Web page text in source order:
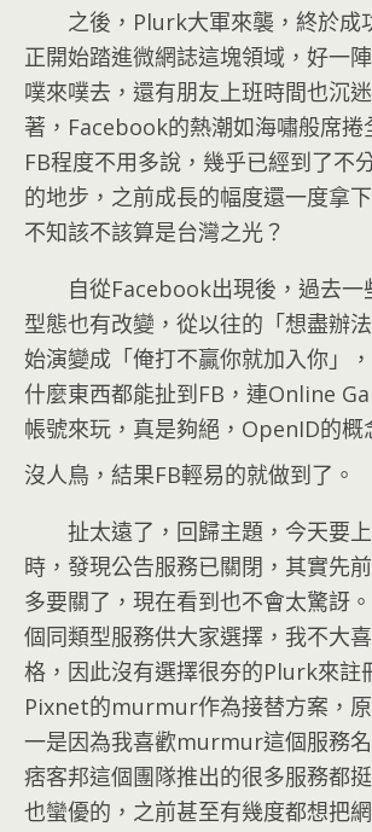
之後，Plurk大軍來襲，終於成
正開始踏進微網誌這塊領域，好一
噗來噗去，還有朋友上班時間也沉
著，Facebook的熱潮如海嘯般席捲
FB程度不用多說，幾乎已經到了不
的地步，之前成長的幅度還一度拿
不知該不該算是台灣之光？
自從Facebook出現後，過去一
型態也有改變，從以往的「想盡辦
始演變成「俺打不贏你就加入你」
什麼東西都能扯到FB，連Online
帳號來玩，真是夠絕，OpenID的概
沒人鳥，結果FB輕易的就做到了 。
扯太遠了，回歸主題，今天要上
時，發現公告服務已關閉，其實先
多要關了，現在看到也不會太驚訝
個同類型服務供大家選擇，我不大
格，因此沒有選擇很夯的Plurk來註
Pixnet的murmur作為接替方案，
一是因為我喜歡murmur這個服務
痞客邦這個團隊推出的很多服務都
也蠻優的，之前甚至有幾度都想把